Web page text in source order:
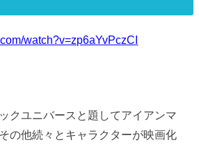
watch?v=zp6aYvPczCI
クユニバースと題してアイアンマ
の他続々とキャラクターが映画化